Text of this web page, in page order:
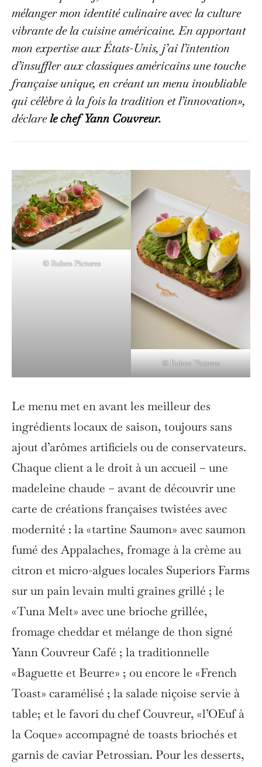
mélanger mon identité culinaire avec la culture
vibrante de la cuisine américaine. En apportant
mon expertise aux États-Unis, j’ai l’intention
d’insuffler aux classiques américains une touche
française unique, en créant un menu inoubliable
qui célèbre à la fois la tradition et l’innovation»,
déclarele chef Yann Couvreur.
© Ruben Pictures
© Ruben Pictures
Le menu met en avant les meilleur des
ingrédients locaux de saison, toujours sans
ajout d’arômes artificiels ou de conservateurs.
Chaque client a le droit à un accueil – une
madeleine chaude – avant de découvrir une
carte de créations françaises twistées avec
modernité : la «tartine Saumon» avec saumon
fumé des Appalaches, fromage à la crème au
citron et micro-algues locales Superiors Farms
sur un pain levain multi graines grillé ; le
«Tuna Melt» avec une brioche grillée,
fromage cheddar et mélange de thon signé
Yann Couvreur Café ; la traditionnelle
«Baguette et Beurre» ; ou encore le «French
Toast» caramélisé ; la salade niçoise servie à
table; et le favori du chef Couvreur, «l’OEuf à
la Coque» accompagné de toasts briochés et
garnis de caviar Petrossian. Pour les desserts,